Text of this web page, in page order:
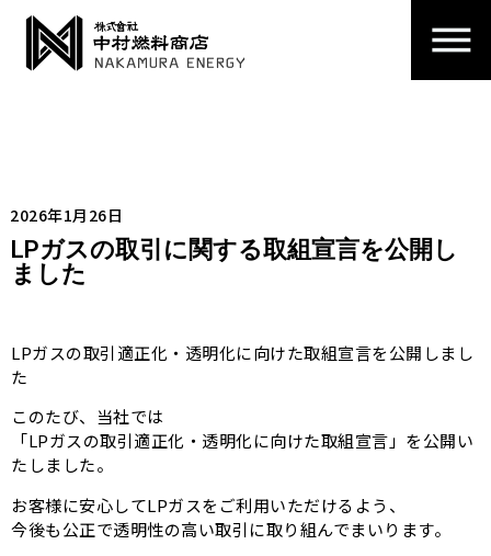
2026年1月26日
LPガスの取引に関する取組宣言を公開し
ました
LPガスの取引適正化・透明化に向けた取組宣言を公開しまし
た
このたび、当社では
「LPガスの取引適正化・透明化に向けた取組宣言」を公開い
たしました。
お客様に安心してLPガスをご利用いただけるよう、
今後も公正で透明性の高い取引に取り組んでまいります。